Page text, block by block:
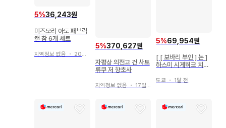
5%36,243원
미즈모리 아도 패브릭
캔 참 6개 세트
지역정보 없음 ・ 20일 전
5%370,627원
자평상 의전고 건 사토
류쿠 저 향초사
지역정보 없음 ・ 17일 전
5%69,954원
[ [ 보바리 부인 ] 논 ]
하스미 시게히코 치쿠
도쿄 ・ 1달 전